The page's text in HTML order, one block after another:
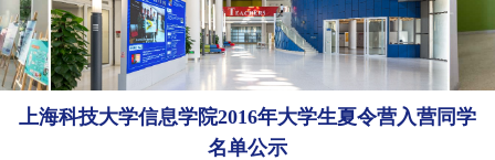
上海科技大学信息学院2016年大学生夏令营入营同学
名单公示